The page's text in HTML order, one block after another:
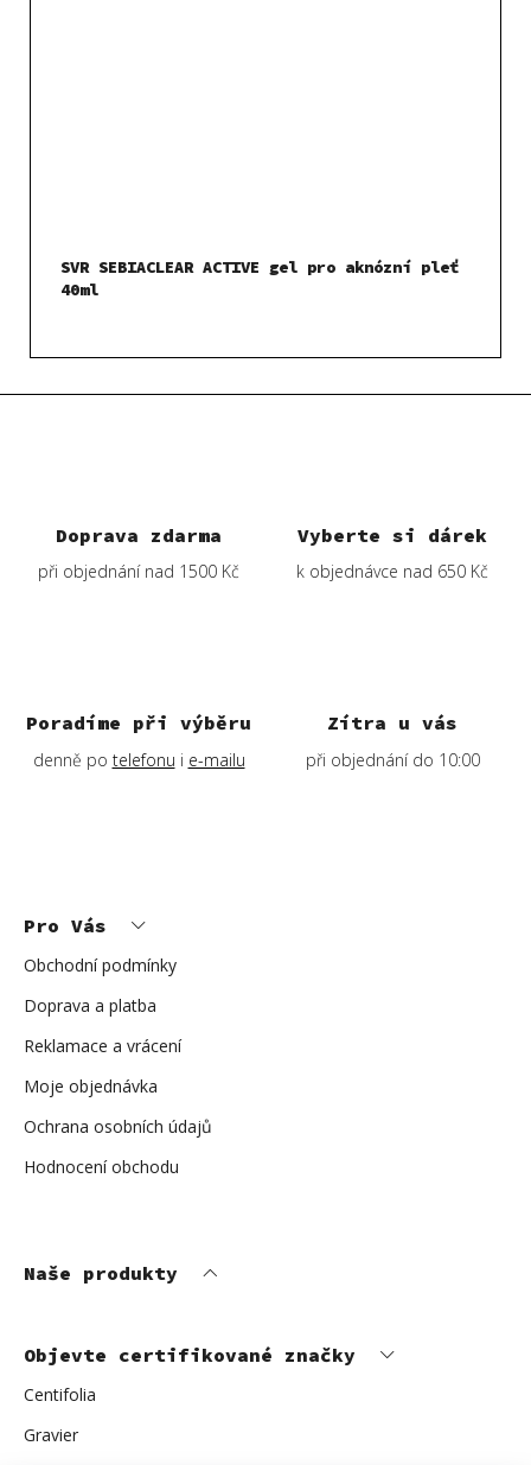
Doprava zdarma
při objednání nad 1500 Kč
Vyberte si dárek
k objednávce nad 650 Kč
Poradíme při výběru
denně po telefonu i e-mailu
Zítra u vás
při objednání do 10:00
SVR SEBIACLEAR ACTIVE gel pro aknózní pleť
40ml
Pro Vás
Obchodní podmínky
Doprava a platba
Reklamace a vrácení
Moje objednávka
Ochrana osobních údajů
Hodnocení obchodu
Naše produkty
Objevte certifikované značky
Centifolia
Gravier